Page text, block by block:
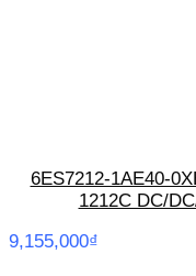
6ES7212-1AE40-
1212C DC/
9,155,000₫